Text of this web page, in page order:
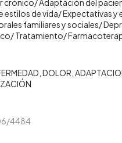
de vida/ Expectativas y
familiares y sociales/
Tratamiento/
DOLOR
4484